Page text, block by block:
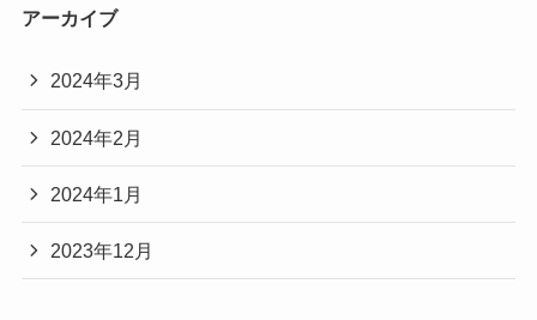
アーカイブ
2024年3月
2024年2月
2024年1月
2023年12月